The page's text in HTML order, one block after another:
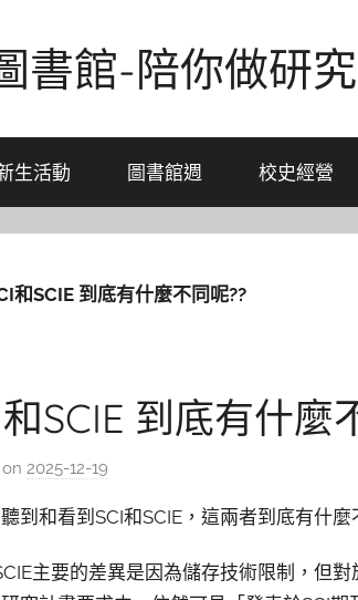
書館-陪你做研究
生活動 圖書館週 校史經營
和SCIE 到底有什麼不同呢??
SCIE 到底有什麼
2025-12-19
c
n
到和看到SCI和SCIE，這兩者到底有什麼
主要的差異是因為儲存技術限制，但